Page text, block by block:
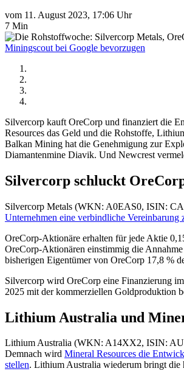
vom 11. August 2023, 17:06 Uhr
7 Min
Miningscout bei Google bevorzugen
Silvercorp kauft OreCorp und finanziert die
Resources das Geld und die Rohstoffe,
Balkan Mining hat die Genehmigung zur
Diamantenmine Diavik. Und Newcrest
Silvercorp schluckt
Silvercorp Metals (WKN: A0EAS0, ISIN:
Unternehmen eine verbindliche Vereinbarung
OreCorp-Aktionäre erhalten für jede Aktie
OreCorp-Aktionären einstimmig die
bisherigen Eigentümer von OreCorp 17,8 %
Silvercorp wird OreCorp eine Finanzierung
2025 mit der kommerziellen Goldproduktion
Lithium Australia und
Lithium Australia (WKN: A14XX2, ISIN:
Demnach wird Mineral Resources die
stellen. Lithium Australia wiederum bringt